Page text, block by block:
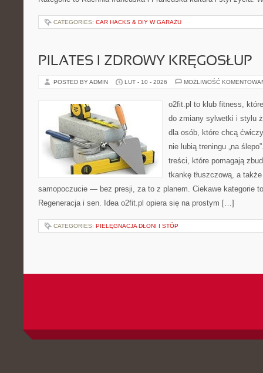
CATEGORIES: CAR HACKS & DIY W GARAŻU
PILATES I ZDROWY KRĘGOSŁUP
POSTED BY ADMIN LUT - 10 - 2026 MOŻLIWOŚĆ
o2fit.pl to klub fitness,
do zmiany sylwetki i stylu
dla osób, które chcą
nie lubią treningu „na
treści, które pomagają
tkankę tłuszczową, a
samopoczucie — bez presji, za to z planem. Ciekawe kategorie
Regeneracja i sen. Idea o2fit.pl opiera się na prostym […]
CATEGORIES: PIELĘGNACJA DŁONI I STÓP